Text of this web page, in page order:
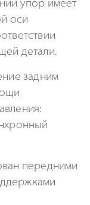
упор имеет
оси
детали.
задним
передними